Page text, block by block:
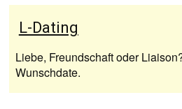
L-Dating
Liebe, Freundschaft oder
Wunschdate.